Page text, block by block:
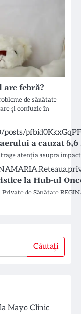
are febră?
de sănătate
și confuzie în
a cauzat 6,6
atenția asupra
la Hub-ul
de Sănătate
Căutați
Mayo Clinic